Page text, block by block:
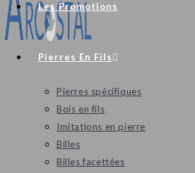
Les Promotions
Pierres En Fils
Pierres spécifiques
Bois en fils
Imitations en pierre
Billes
Billes facettées